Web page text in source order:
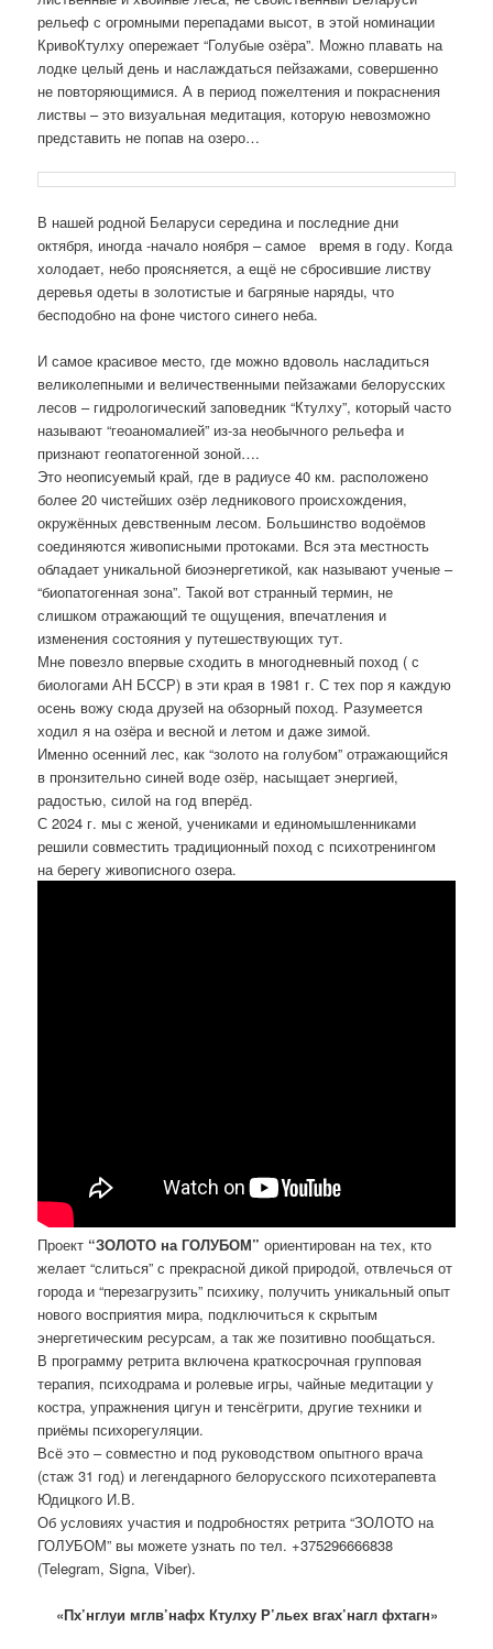
рельеф с огромными перепадами высот, в этой номинации
КривоКтулху опережает “Голубые озёра”. Можно плавать на
лодке целый день и наслаждаться пейзажами, совершенно
не повторяющимися. А в период пожелтения и покраснения
листвы – это визуальная медитация, которую невозможно
представить не попав на озеро…
В нашей родной Беларуси середина и последние дни
октября, иногда -начало ноября – самое время в году. Когда
холодает, небо проясняется, а ещё не сбросившие листву
деревья одеты в золотистые и багряные наряды, что
бесподобно на фоне чистого синего неба.
И самое красивое место, где можно вдоволь насладиться
великолепными и величественными пейзажами белорусских
лесов – гидрологический заповедник “Ктулху”, который часто
называют “геоаномалией” из-за необычного рельефа и
признают геопатогенной зоной….
Это неописуемый край, где в радиусе 40 км. расположено
более 20 чистейших озёр ледникового происхождения,
окружённых девственным лесом. Большинство водоёмов
соединяются живописными протоками. Вся эта местность
обладает уникальной биоэнергетикой, как называют ученые –
“биопатогенная зона”. Такой вот странный термин, не
слишком отражающий те ощущения, впечатления и
изменения состояния у путешествующих тут.
Мне повезло впервые сходить в многодневный поход ( с
биологами АН БССР) в эти края в 1981 г. С тех пор я каждую
осень вожу сюда друзей на обзорный поход. Разумеется
ходил я на озёра и весной и летом и даже зимой.
Именно осенний лес, как “золото на голубом” отражающийся
в пронзительно синей воде озёр, насыщает энергией,
радостью, силой на год вперёд.
С 2024 г. мы с женой, учениками и единомышленниками
решили совместить традиционный поход с психотренингом
на берегу живописного озера.
Проект “ЗОЛОТО на ГОЛУБОМ” ориентирован на тех, кто
желает “слиться” с прекрасной дикой природой, отвлечься от
города и “перезагрузить” психику, получить уникальный опыт
нового восприятия мира, подключиться к скрытым
энергетическим ресурсам, а так же позитивно пообщаться.
В программу ретрита включена краткосрочная групповая
терапия, психодрама и ролевые игры, чайные медитации у
костра, упражнения цигун и тенсёгрити, другие техники и
приёмы психорегуляции.
Всё это – совместно и под руководством опытного врача
(стаж 31 год) и легендарного белорусского психотерапевта
Юдицкого И.В.
Об условиях участия и подробностях ретрита “ЗОЛОТО на
ГОЛУБОМ” вы можете узнать по тел. +375296666838
(Telegram, Signa, Viber).
«Пх’нглуи мглв’нафх Ктулху Р’льех вгах’нагл фхтагн»